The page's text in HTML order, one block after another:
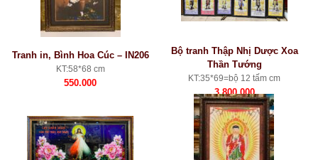
Tranh in, Bình Hoa Cúc – IN206
KT:58*68 cm
550.000
Bộ tranh Thập Nhị Dược Xoa
Thần Tướng
KT:35*69=bộ 12 tấm cm
3.800.000